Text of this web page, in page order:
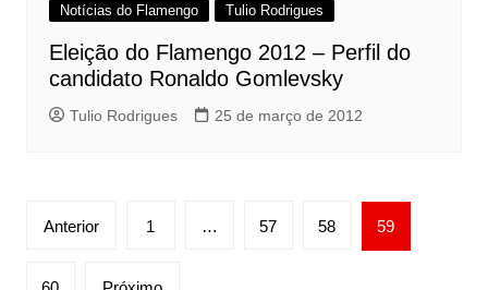
Notícias do Flamengo
Tulio Rodrigues
Eleição do Flamengo 2012 – Perfil do
candidato Ronaldo Gomlevsky
Tulio Rodrigues 25 de março de 2012
Paginação
Anterior 1 … 57 58 59